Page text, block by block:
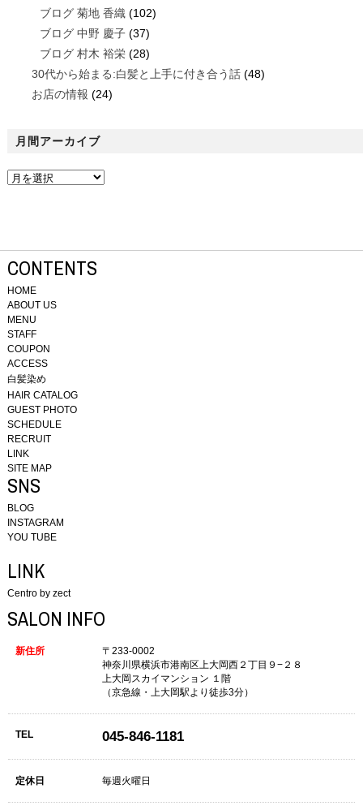
ブログ 菊地 香織(102)
ブログ 中野 慶子(37)
ブログ 村木 裕栄(28)
30代から始まる:白髪と上手に付き合う話(48)
お店の情報 (24)
月間アーカイブ
CONTENTS
HOME
ABOUT US
MENU
STAFF
COUPON
ACCESS
白髪染め
HAIR CATALOG
GUEST PHOTO
SCHEDULE
RECRUIT
LINK
SITE MAP
SNS
BLOG
INSTAGRAM
YOU TUBE
LINK
Centro by zect
SALON INFO
新住所
〒233-0002
神奈川県横浜市港南区上大岡西２丁目９−２８
上大岡スカイマンション １階
（京急線・上大岡駅より徒歩3分）
TEL 045-846-1181
定休日 毎週火曜日